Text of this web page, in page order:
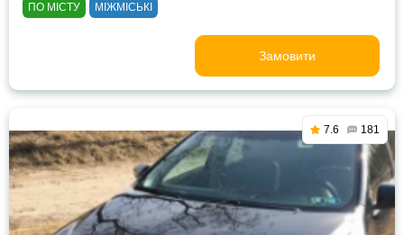
ПО МІСТУ МІЖМІСЬКІ
Замовити
7.6 181